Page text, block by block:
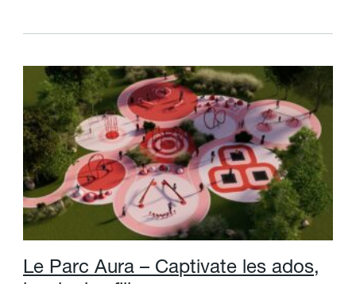
Le Parc Aura – Captivate les ados,